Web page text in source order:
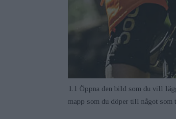
1.1 Öppna den bild som du vill
mapp som du döper till något